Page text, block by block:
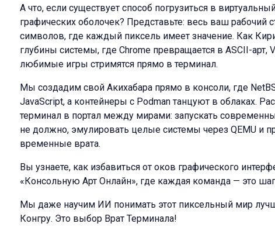
А что, если существует способ погрузиться в
графических оболочек? Представьте: весь ваш рабочий
символов, где каждый пиксель имеет значение. Как
глубины системы, где Chrome превращается в ASCII-арт,
любимые игры стримятся прямо в терминал.
Мы создадим свой Акихабара прямо в консоли, где
JavaScript, а контейнеры с Podman танцуют в облаках.
терминал в портал между мирами: запускать
не должно, эмулировать целые системы через QEMU и
временные врата.
Вы узнаете, как избавиться от оков графического
«Консольную Арт Онлайн», где каждая команда — это
Мы даже научим ИИ понимать этот пиксельный мир
Конгру. Это выбор Врат Терминала!